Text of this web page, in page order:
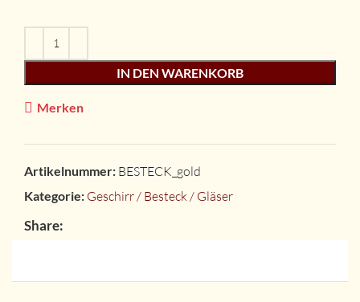
IN DEN WARENKORB
Merken
Artikelnummer: BESTECK_gold
Kategorie: Geschirr / Besteck / Gläser
Share: